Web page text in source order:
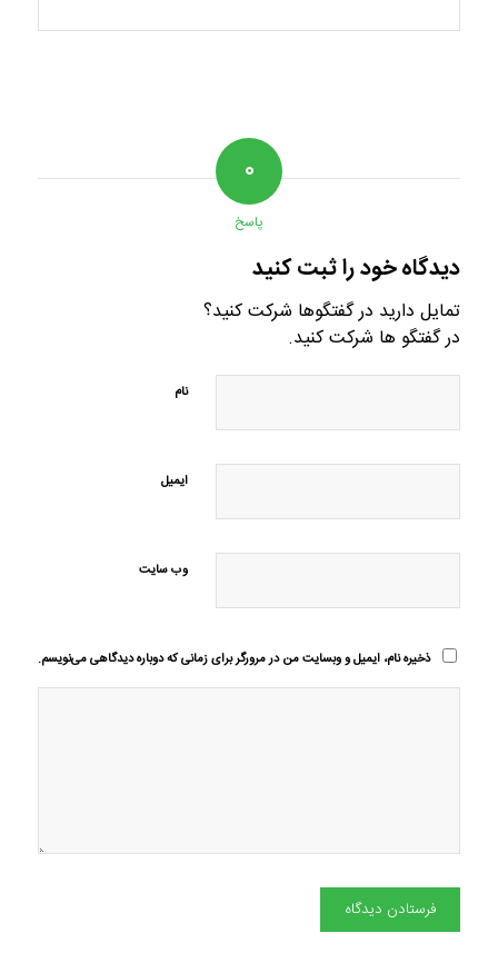
۰
پاسخ
دیدگاه خود را ثبت کنید
تمایل دارید در گفتگوها شرکت کنید؟
در گفتگو ها شرکت کنید.
نام
ایمیل
وب‌ سایت
ذخیره نام، ایمیل و وبسایت من در مرورگر برای زمانی که دوباره دیدگاهی می‌نویسم.